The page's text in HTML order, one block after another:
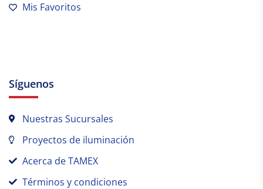
Mis Favoritos
Síguenos
Nuestras Sucursales
Proyectos de iluminación
Acerca de TAMEX
Términos y condiciones